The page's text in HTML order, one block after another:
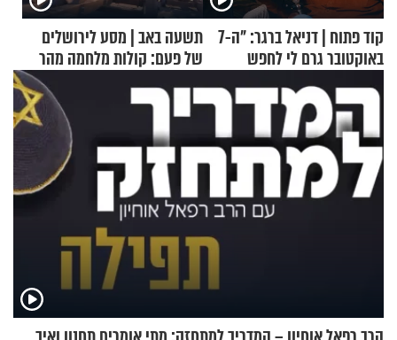
קוד פתוח | דניאל ברגר: "ה-7
באוקטובר גרם לי לחפש
תשובות"
תשעה באב | מסע לירושלים
של פעם: קולות מלחמה מהר
הזיתים